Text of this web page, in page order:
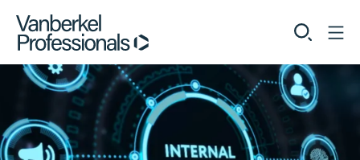
Professionals
Opdrachtgevers